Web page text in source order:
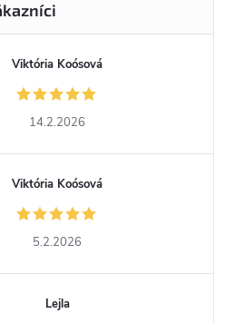
Viktória Koósová
14.2.2026
Viktória Koósová
5.2.2026
Lejla